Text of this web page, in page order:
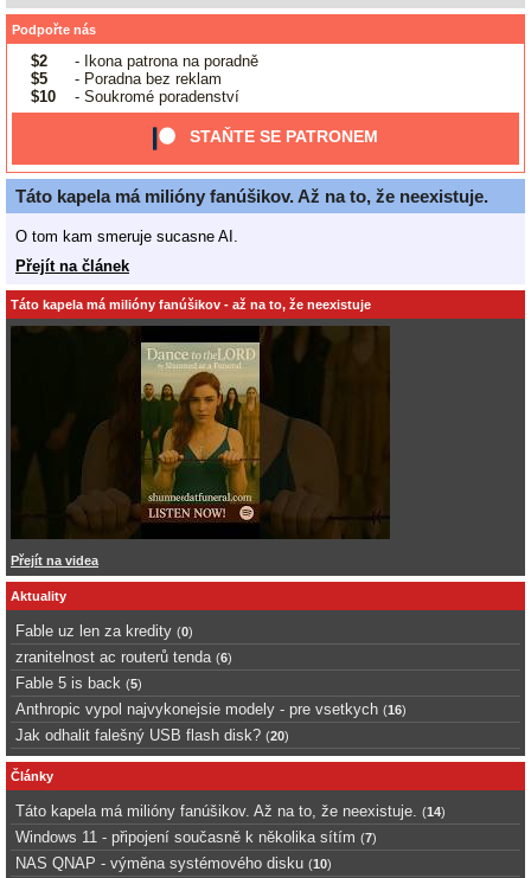
Podpořte nás
$2
- Ikona patrona na poradně
$5
- Poradna bez reklam
$10
- Soukromé poradenství
STAŇTE SE PATRONEM
Táto kapela má milióny fanúšikov. Až na to, že neexistuje.
O tom kam smeruje sucasne AI.
Přejít na článek
Táto kapela má milióny fanúšikov - až na to, že neexistuje
Přejít na videa
Aktuality
Fable uz len za kredity (0)
zranitelnost ac routerů tenda (6)
Fable 5 is back (5)
Anthropic vypol najvykonejsie modely - pre vsetkych (16)
Jak odhalit falešný USB flash disk? (20)
Články
Táto kapela má milióny fanúšikov. Až na to, že neexistuje. (14)
Windows 11 - připojení současně k několika sítím (7)
NAS QNAP - výměna systémového disku (10)